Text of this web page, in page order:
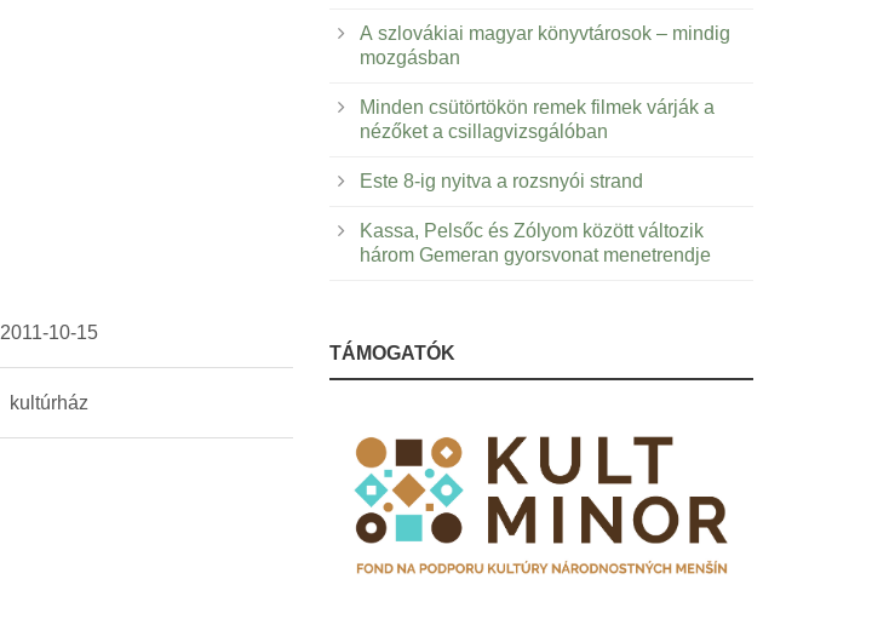
2011-10-15
kultúrház
A szlovákiai magyar könyvtárosok – mindig
mozgásban
Minden csütörtökön remek filmek várják a
nézőket a csillagvizsgálóban
Este 8-ig nyitva a rozsnyói strand
Kassa, Pelsőc és Zólyom között változik
három Gemeran gyorsvonat menetrendje
TÁMOGATÓK